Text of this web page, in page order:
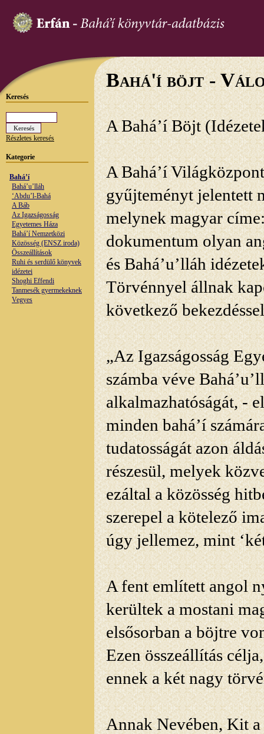
Keresés
Részletes keresés
Kategorie
Bahá’í
Bahá’u’lláh
‘Abdu’l-Bahá
A Báb
Az Igazságosság
Egyetemes Háza
Bahá’í Nemzetközi
Közösség (ENSZ iroda)
Összeállítások
Ruhi és serdülő könyvek
idézetei
Shoghi Effendi
Tanmesék gyermekeknek
Vegyes
Bahá'í böjt -
A Bahá’í Böjt
A Bahá’í
gyűjteményt jelentett
melynek magyar
dokumentum olyan
és Bahá’u’lláh
Törvénnyel állnak
következő
„AzIgazságosság
számba véve
alkalmazhatóságát, -
minden bahá’í
tudatosságát azon
részesül, melyek
ezáltal a közösség
szerepel a kötelező
úgy jellemez, mint
A fent említett angol
kerültek a mostani
elsősorban a böjtre
Ezen összeállítás
ennek a két nagy
Annak Nevében, Kit